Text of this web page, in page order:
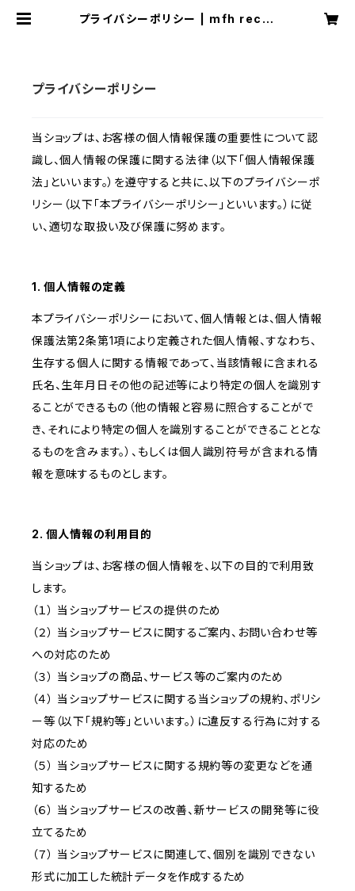
プライバシーポリシー | mfh recor
プライバシーポリシー
当ショップは、お客様の個人情報保護の重要性について認
識し、個人情報の保護に関する法律（以下「個人情報保護
法」といいます。）を遵守すると共に、以下のプライバシーポ
リシー（以下「本プライバシーポリシー」といいます。）に従
い、適切な取扱い及び保護に努めます。
1. 個人情報の定義
本プライバシーポリシーにおいて、個人情報とは、個人情報
保護法第2条第1項により定義された個人情報、すなわち、
生存する個人に関する情報であって、当該情報に含まれる
氏名、生年月日その他の記述等により特定の個人を識別す
ることができるもの（他の情報と容易に照合することがで
き、それにより特定の個人を識別することができることとな
るものを含みます。）、もしくは個人識別符号が含まれる情
報を意味するものとします。
2. 個人情報の利用目的
当ショップは、お客様の個人情報を、以下の目的で利用致
します。
（１） 当ショップサービスの提供のため
（２） 当ショップサービスに関するご案内、お問い合わせ等
への対応のため
（３） 当ショップの商品、サービス等のご案内のため
（４） 当ショップサービスに関する当ショップの規約、ポリシ
ー等（以下「規約等」といいます。）に違反する行為に対する
対応のため
（５） 当ショップサービスに関する規約等の変更などを通
知するため
（６） 当ショップサービスの改善、新サービスの開発等に役
立てるため
（７） 当ショップサービスに関連して、個別を識別できない
形式に加工した統計データを作成するため